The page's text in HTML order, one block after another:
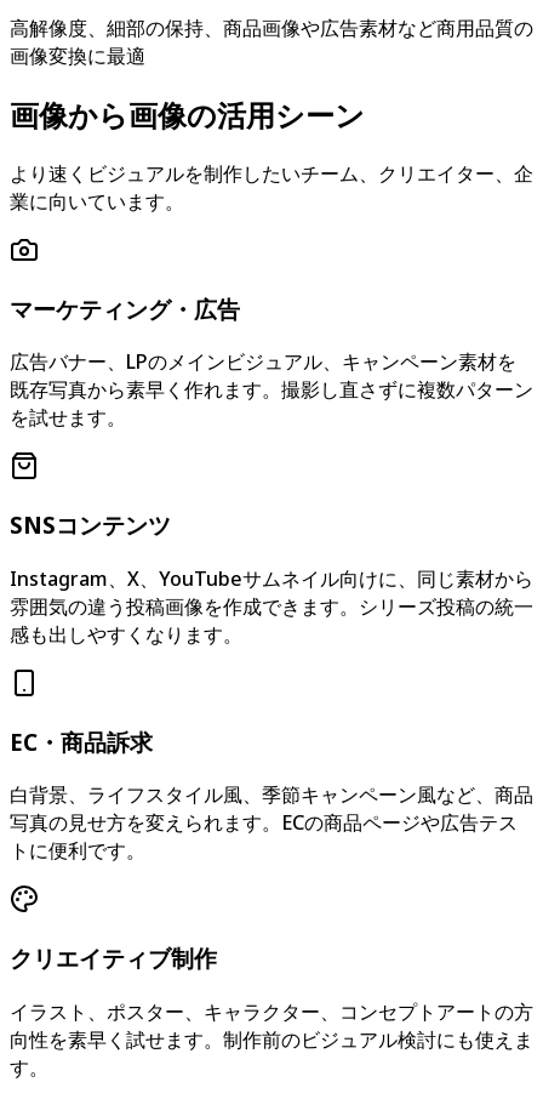
高解像度、細部の保持、商品画像や広告素材など商用品質の
画像変換に最適
画像から画像の活用シーン
より速くビジュアルを制作したいチーム、クリエイター、企
業に向いています。
マーケティング・広告
広告バナー、LPのメインビジュアル、キャンペーン素材を
既存写真から素早く作れます。撮影し直さずに複数パターン
を試せます。
SNSコンテンツ
Instagram、X、YouTubeサムネイル向けに、同じ素材から
雰囲気の違う投稿画像を作成できます。シリーズ投稿の統一
感も出しやすくなります。
EC・商品訴求
白背景、ライフスタイル風、季節キャンペーン風など、商品
写真の見せ方を変えられます。ECの商品ページや広告テス
トに便利です。
クリエイティブ制作
イラスト、ポスター、キャラクター、コンセプトアートの方
向性を素早く試せます。制作前のビジュアル検討にも使えま
す。